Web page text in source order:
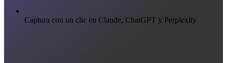
Captura con un clic en Claude, ChatGPT y Perplexity